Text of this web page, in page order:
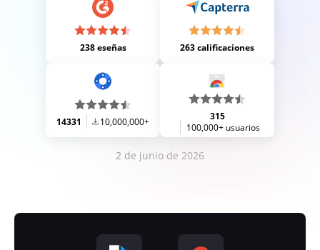
238 eseñas 263 calificaciones
14331 10,000,000+
315
100,000+ usuarios
2 de junio de 2026